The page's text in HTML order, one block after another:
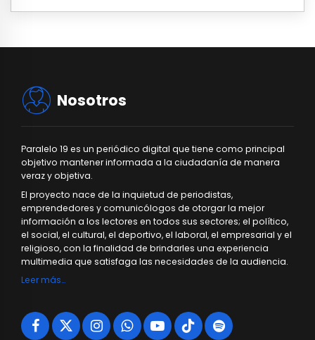
Nosotros
Paralelo 19 es un periódico digital que tiene como principal
objetivo mantener informada a la ciudadanía de manera
veraz y objetiva.
El proyecto nace de la inquietud de periodistas,
emprendedores y comunicólogos de otorgar la mejor
información a los lectores en todos sus sectores; el político,
el social, el cultural, el deportivo, el laboral, el empresarial y el
religioso, con la finalidad de brindarles una experiencia
multimedia que satisfaga las necesidades de la audiencia.
Leer más…